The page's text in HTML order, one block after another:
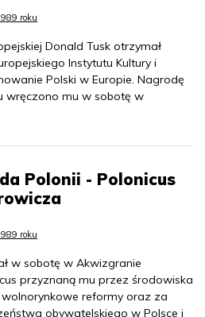
roku
Donald Tusk otrzymał
Instytutu Kultury i
Polski w Europie. Nagrodę
wręczono mu w sobotę w
Polonii - Polonicus
roku
w sobotę w Akwizgranie
przyznaną mu przez środowiska
reformy oraz za
obywatelskiego w Polsce i